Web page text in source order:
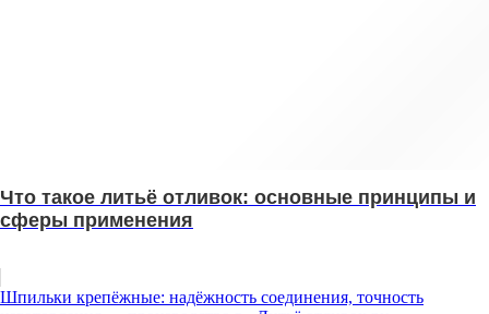
Что такое литьё отливок: основные принципы и
сферы применения
Навигация
Шпильки крепёжные: надёжность соединения, точность